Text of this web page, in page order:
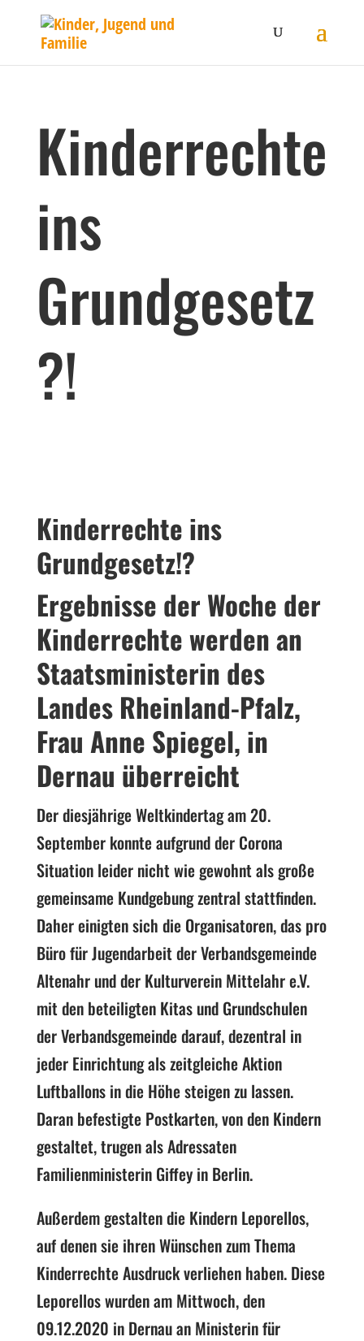
Kinderrechte
ins
Grundgesetz
?!
Kinderrechte ins
Grundgesetz!?
Ergebnisse der Woche der
Kinderrechte werden an
Staatsministerin des
Landes Rheinland-Pfalz,
Frau Anne Spiegel, in
Dernau überreicht
Der diesjährige Weltkindertag am 20.
September konnte aufgrund der Corona
Situation leider nicht wie gewohnt als große
gemeinsame Kundgebung zentral stattfinden.
Daher einigten sich die Organisatoren, das pro
Büro für Jugendarbeit der Verbandsgemeinde
Altenahr und der Kulturverein Mittelahr e.V.
mit den beteiligten Kitas und Grundschulen
der Verbandsgemeinde darauf, dezentral in
jeder Einrichtung als zeitgleiche Aktion
Luftballons in die Höhe steigen zu lassen.
Daran befestigte Postkarten, von den Kindern
gestaltet, trugen als Adressaten
Familienministerin Giffey in Berlin.
Außerdem gestalten die Kindern Leporellos,
auf denen sie ihren Wünschen zum Thema
Kinderrechte Ausdruck verliehen haben. Diese
Leporellos wurden am Mittwoch, den
09.12.2020 in Dernau an Ministerin für